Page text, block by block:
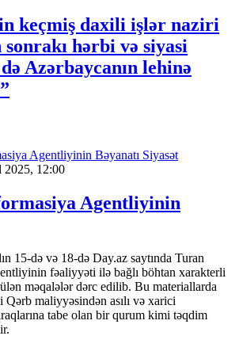
keçmiş daxili işlər naziri
sonrakı hərbi və siyasi
Azərbaycanın lehinə
Siyasət
2025, 12:00
Agentliyinin
15-də və 18-də Day.az saytında Turan
fəaliyyəti ilə bağlı böhtan xarakterli
məqalələr dərc edilib. Bu materiallarda
maliyyəsindən asılı və xarici
tabe olan bir qurum kimi təqdim